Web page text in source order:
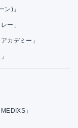
ン)」
ー」
カデミー」
」